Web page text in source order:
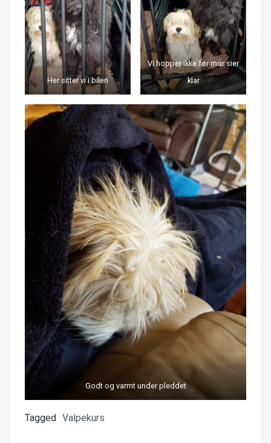
Her sitter vi i bilen
Vi hopper ikke før mor sier
klar
Godt og varmt under pleddet
Tagged Valpekurs